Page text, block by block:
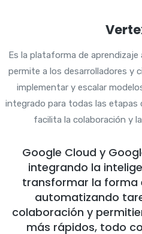
Es la plataforma de
permite a los desarrolladores y
implementar y escalar
integrado para todas las etapas
facilita la colaboración y
Google Cloud y
integrando la
transformar la forma
automatizando
colaboración y
más rápidos, todo